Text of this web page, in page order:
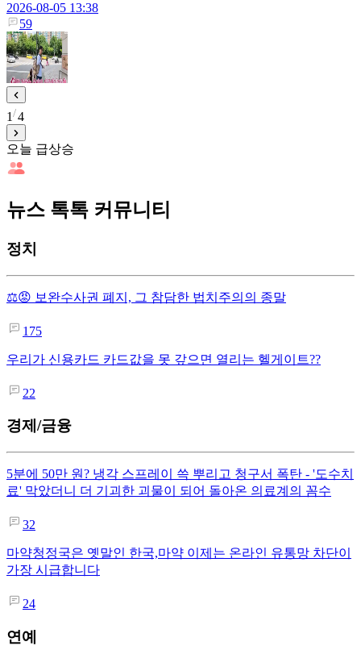
2026-08-05 13:38
59
1 4
오늘 급상승
뉴스 톡톡 커뮤니티
정치
⚖️😡 보완수사권 폐지, 그 참담한 법치주의의 종말
175
우리가 신용카드 카드값을 못 갚으면 열리는 헬게이트??
22
경제/금융
5분에 50만 원? 냉각 스프레이 쓱 뿌리고 청구서 폭탄 - '도수치
료' 막았더니 더 기괴한 괴물이 되어 돌아온 의료계의 꼼수
32
마약청정국은 옛말인 한국,마약 이제는 온라인 유통망 차단이
가장 시급합니다
24
연예